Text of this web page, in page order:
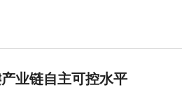
业链自主可控水平